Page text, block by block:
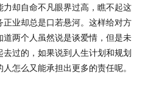
却自命不凡眼界过高，瞧不起这
业却总是口若悬河。这样给对方
两个人虽然说是谈爱情，但是未
过的，如果说到人生计划和规划
怎么又能承担出更多的责任呢。